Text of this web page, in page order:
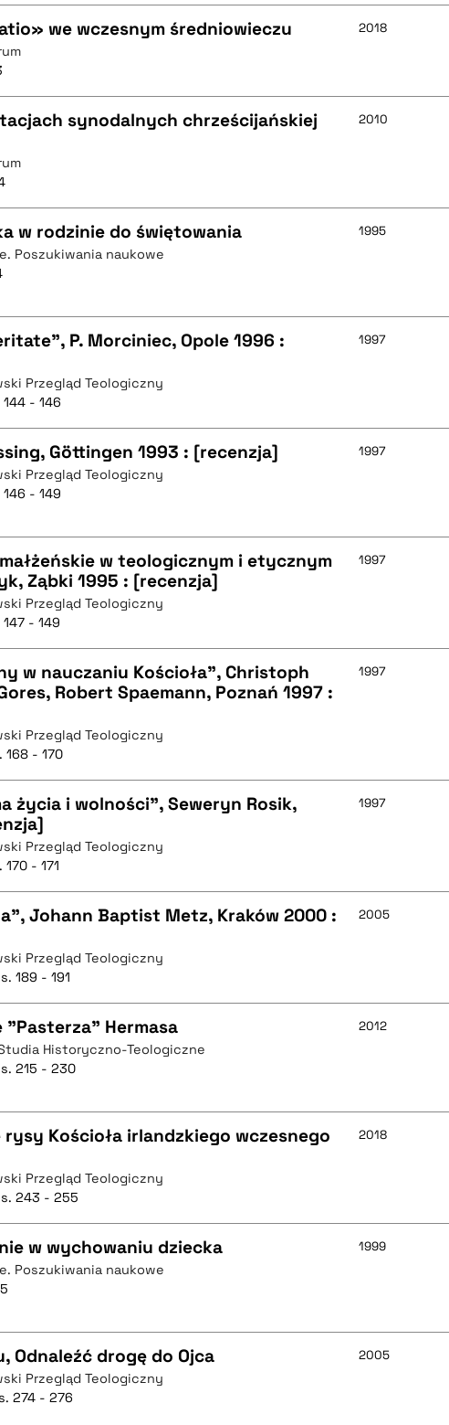
we wczesnym średniowieczu 2018
synodalnych chrześcijańskiej
2010
w rodzinie do świętowania
Poszukiwania naukowe
1995
P. Morciniec, Opole 1996 :
Przegląd Teologiczny
- 146
1997
Göttingen 1993 : [recenzja]
Przegląd Teologiczny
- 149
1997
w teologicznym i etycznym
Ząbki 1995 : [recenzja]
Przegląd Teologiczny
- 149
1997
w nauczaniu Kościoła", Christoph
Robert Spaemann, Poznań 1997 :
Przegląd Teologiczny
168 - 170
1997
życia i wolności", Seweryn Rosik,
Przegląd Teologiczny
- 171
1997
Johann Baptist Metz, Kraków 2000 :
Przegląd Teologiczny
189 - 191
2005
"Pasterza" Hermasa
Historyczno-Teologiczne
215 - 230
2012
Kościoła irlandzkiego wczesnego
Przegląd Teologiczny
243 - 255
2018
w wychowaniu dziecka
Poszukiwania naukowe
1999
Odnaleźć drogę do Ojca
Przegląd Teologiczny
274 - 276
2005